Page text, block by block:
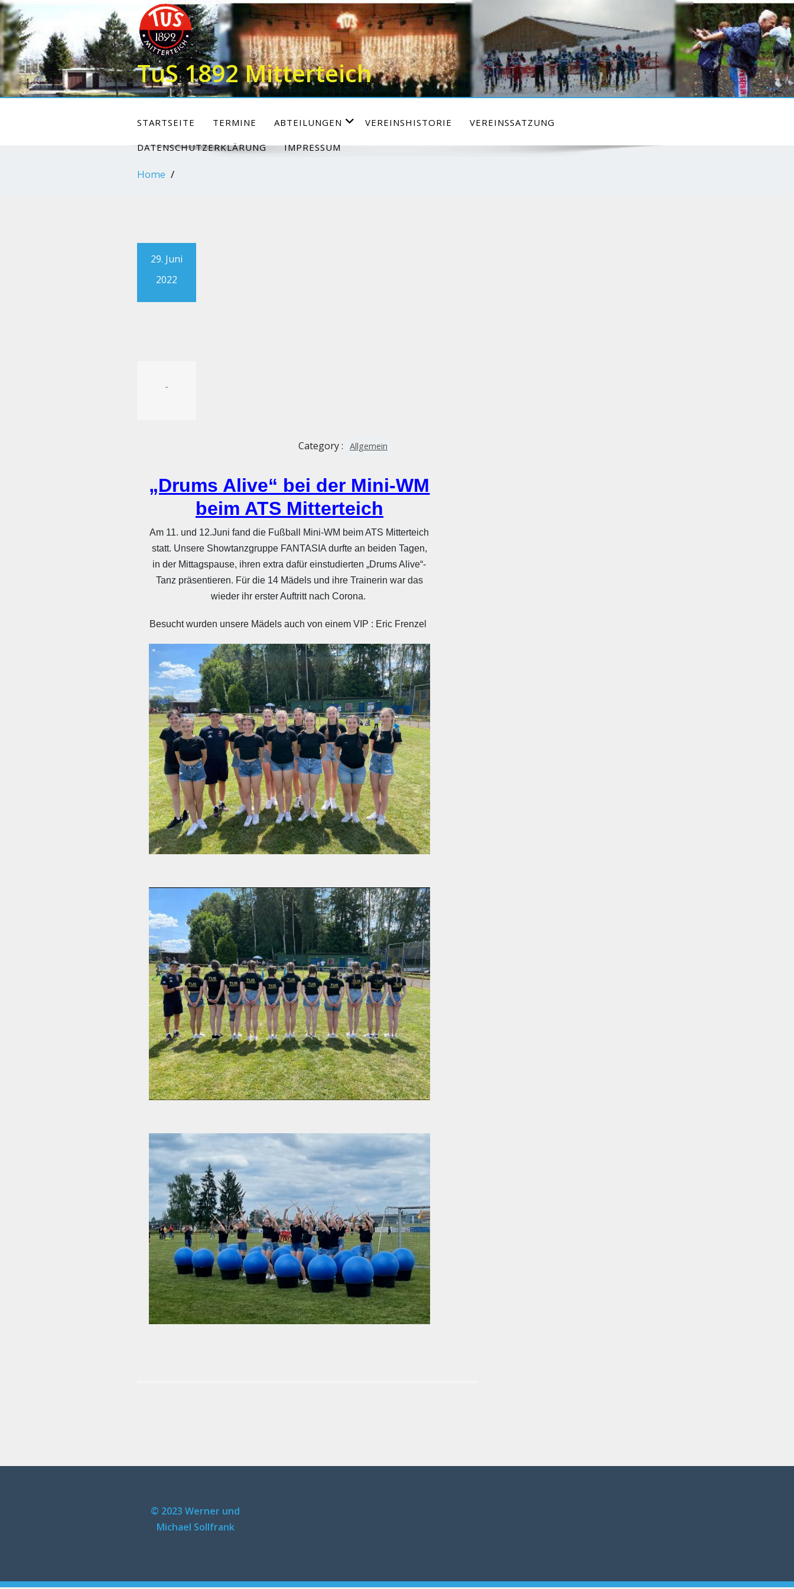
Skip
to
content
TuS 1892 Mitterteich
STARTSEITE TERMINE ABTEILUNGEN VEREINSHISTORIE VEREINSSATZUNG
DATENSCHUTZERKLÄRUNG IMPRESSUM
Home
29. Juni
2022
-
Category : Allgemein
„Drums Alive“ bei der Mini-WM
beim ATS Mitterteich
Am 11. und 12.Juni fand die Fußball Mini-WM beim ATS Mitterteich
statt. Unsere Showtanzgruppe FANTASIA durfte an beiden Tagen,
in der Mittagspause, ihren extra dafür einstudierten „Drums Alive“-
Tanz präsentieren. Für die 14 Mädels und ihre Trainerin war das
wieder ihr erster Auftritt nach Corona.
Besucht wurden unsere Mädels auch von einem VIP : Eric Frenzel
© 2023 Werner und
Michael Sollfrank